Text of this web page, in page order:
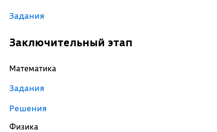
Задания
Заключительный этап
Математика
Задания
Решения
Физика